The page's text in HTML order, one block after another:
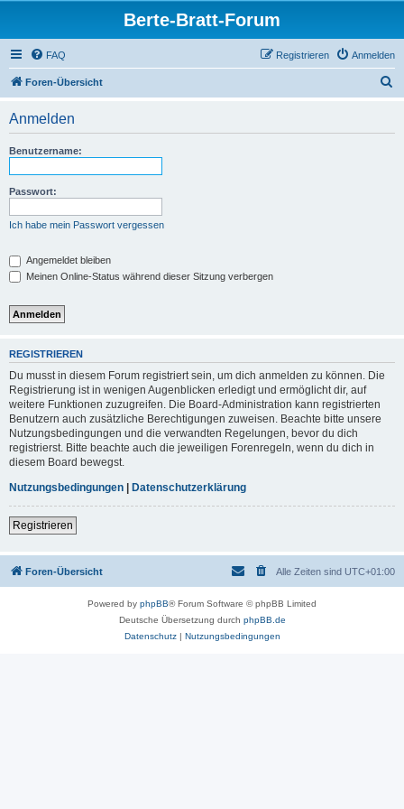
Berte-Bratt-Forum
FAQ Anmelden
Registrieren
Foren-Übersicht
Anmelden
Benutzername:
Passwort:
Ich habe mein Passwort vergessen
Angemeldet bleiben
Meinen Online-Status während dieser Sitzung verbergen
REGISTRIEREN
Du musst in diesem Forum registriert sein, um dich anmelden zu können. Die
Registrierung ist in wenigen Augenblicken erledigt und ermöglicht dir, auf
weitere Funktionen zuzugreifen. Die Board-Administration kann registrierten
Benutzern auch zusätzliche Berechtigungen zuweisen. Beachte bitte unsere
Nutzungsbedingungen und die verwandten Regelungen, bevor du dich
registrierst. Bitte beachte auch die jeweiligen Forenregeln, wenn du dich in
diesem Board bewegst.
Nutzungsbedingungen | Datenschutzerklärung
Registrieren
Foren-Übersicht Alle Zeiten sind UTC+01:00
Powered by phpBB® Forum Software © phpBB Limited
Deutsche Übersetzung durch phpBB.de
Datenschutz| Nutzungsbedingungen